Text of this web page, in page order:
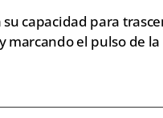
capacidad para
marcando el pulso de